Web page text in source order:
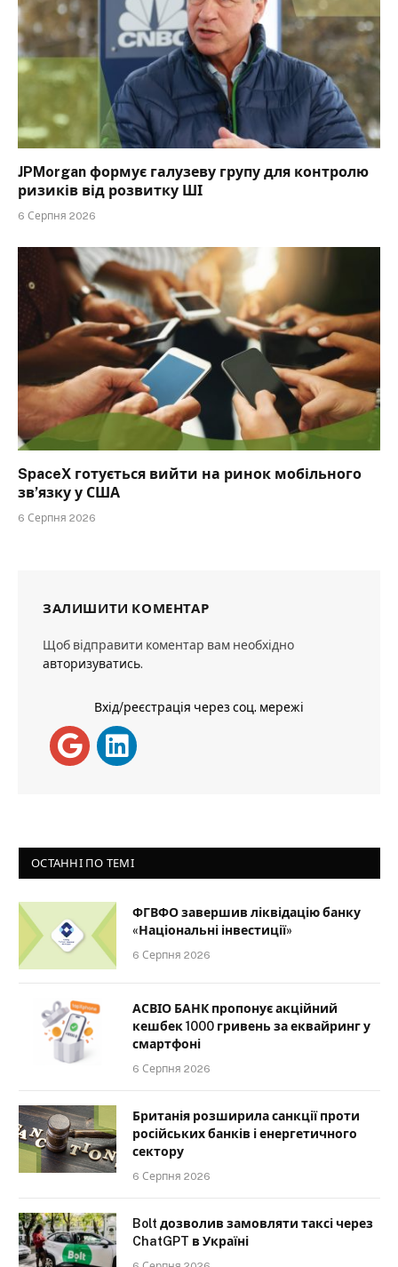
JPMorgan формує галузеву групу для контролю
ризиків від розвитку ШІ
6 Серпня 2026
SpaceX готується вийти на ринок мобільного
зв’язку у США
6 Серпня 2026
ЗАЛИШИТИ КОМЕНТАР
Щоб відправити коментар вам необхідно
авторизуватись.
Вхід/реєстрація через соц. мережі
ОСТАННІ ПО ТЕМІ
ФГВФО завершив ліквідацію банку
«Національні інвестиції»
6 Серпня 2026
АСВІО БАНК пропонує акційний
кешбек 1000 гривень за еквайринг у
смартфоні
6 Серпня 2026
Британія розширила санкції проти
російських банків і енергетичного
сектору
6 Серпня 2026
Bolt дозволив замовляти таксі через
ChatGPT в Україні